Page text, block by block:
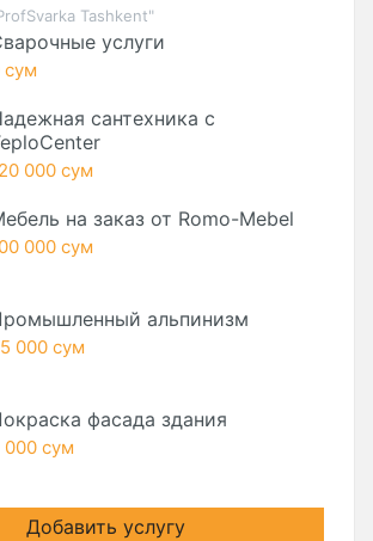
Tashkent"
услуги
сум
сантехника с
000 сум
на заказ от Romo-Mebel
000 сум
альпинизм
000 сум
фасада здания
000 сум
Добавить услугу